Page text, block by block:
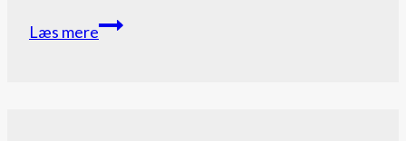
Læs mereDag